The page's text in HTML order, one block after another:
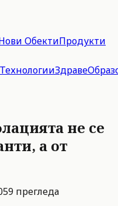
ОбектиПродукти
ТехнологииЗдраве
не се
а от
прегледа